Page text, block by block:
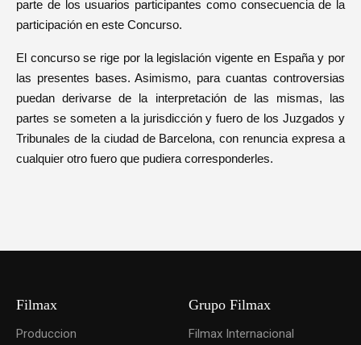
parte de los usuarios participantes como consecuencia de la
participación en este Concurso.
El concurso se rige por la legislación vigente en España y por
las presentes bases. Asimismo, para cuantas controversias
puedan derivarse de la interpretación de las mismas, las
partes se someten a la jurisdicción y fuero de los Juzgados y
Tribunales de la ciudad de Barcelona, con renuncia expresa a
cualquier otro fuero que pudiera corresponderles.
Filmax
Produccion
Grupo Filmax
Filmax Internacional